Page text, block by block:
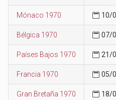
Mónaco 1970 10/
Bélgica 1970 07/
Países Bajos 1970 21/
Francia 1970 05/
Gran Bretaña 1970 18/